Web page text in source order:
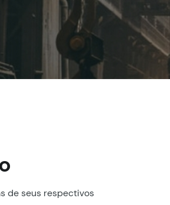
de seus respectivos